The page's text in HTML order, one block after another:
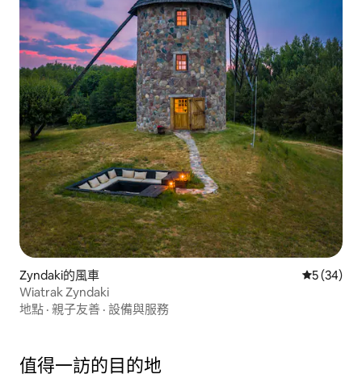
Zyndaki的風車 從 34 則評
5 (34)
Wiatrak Zyndaki
地點 · 親子友善 · 設備與服務
值得一訪的目的地